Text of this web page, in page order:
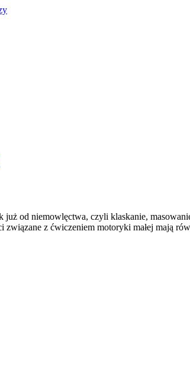
od niemowlęctwa, czyli klaskanie,
z ćwiczeniem motoryki małej mają